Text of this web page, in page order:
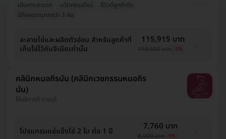
เดินทางสะดวก
นวัตกรรมใหม่
รีวิวดีลูกค้ารัก
มีที่จอดรถมากกว่า 3 คัน
ละลายไข่และผลิตตัวอ่อน สำหรับลูกค้าที่
เก็บไข่ไว้กับจีเนียเท่านั้น
115,915 บาท
119,500 บาท -3%
คลินิกหมอถิรนัน (คลินิกเวชกรรมหมอถิร
นัน)
ให้บริการที่ ราชบุรี
โปรแกรมแช่แข็งไข่ 2 ใบ ต่อ 1 ปี 7,760 บาท
8,000 บาท -3%